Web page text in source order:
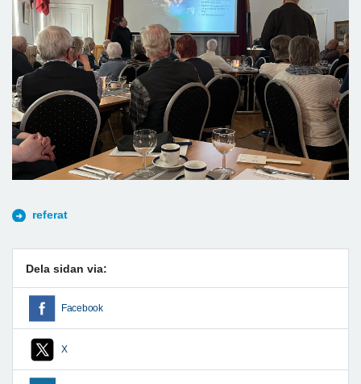
referat
Dela sidan via:
Facebook
X